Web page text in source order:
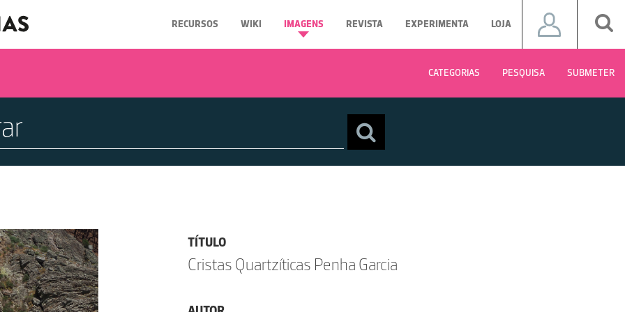
RECURSOS WIKI IMAGENS REVISTA EXPERIMENTA LOJA
CATEGORIAS PESQUISA SUBMETER
TÍTULO
Cristas Quartzíticas Penha Garcia